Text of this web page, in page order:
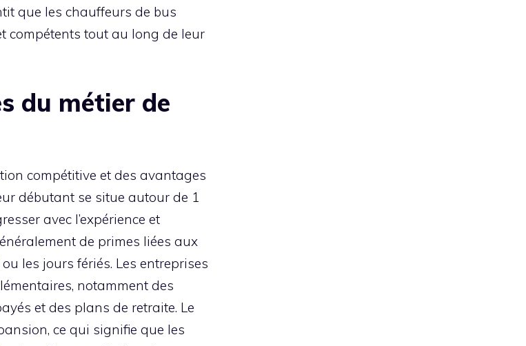
que les chauffeurs de bus
compétents tout au long de leur
du métier de
compétitive et des avantages
débutant se situe autour de 1
avec l’expérience et
de primes liées aux
les jours fériés. Les entreprises
notamment des
et des plans de retraite. Le
ce qui signifie que les